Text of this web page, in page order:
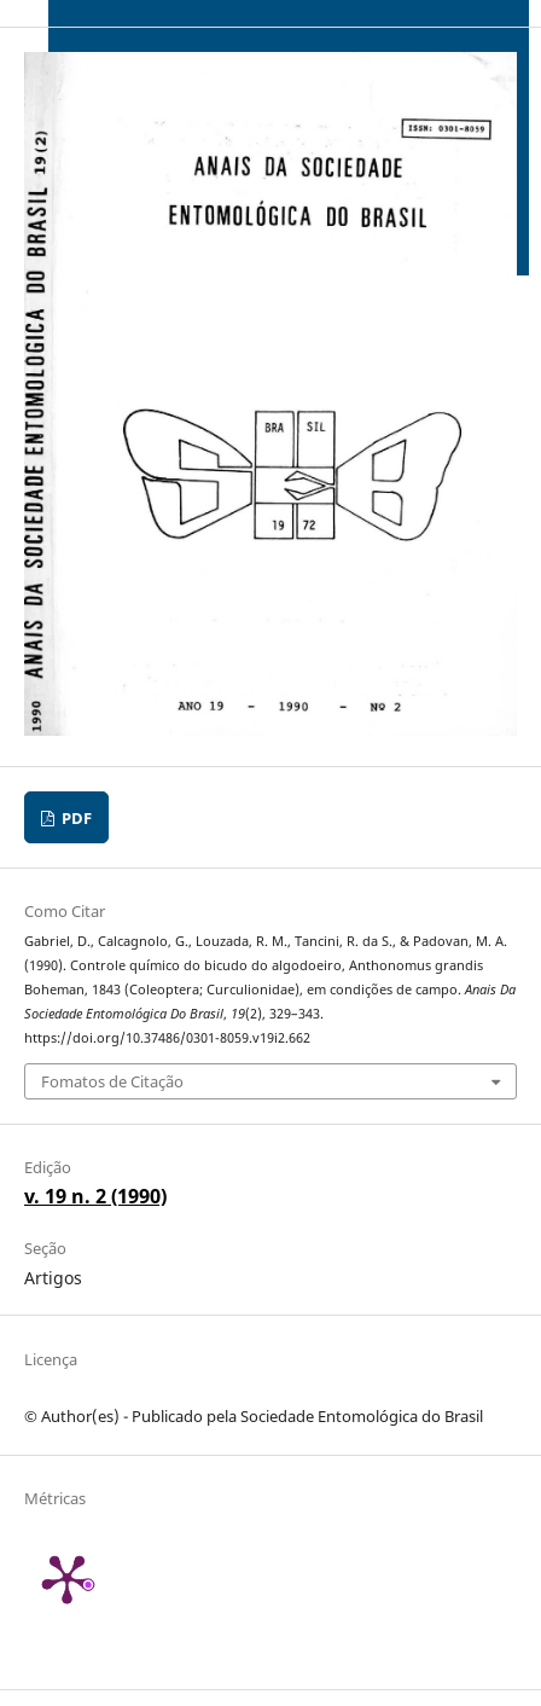
PDF
Como Citar
Gabriel, D., Calcagnolo, G., Louzada, R. M., Tancini, R. da S., & Padovan, M. A.
(1990). Controle químico do bicudo do algodoeiro, Anthonomus grandis
Boheman, 1843 (Coleoptera; Curculionidae), em condições de campo.Anais Da
Sociedade Entomológica Do Brasil, 19(2), 329–343.
https://doi.org/10.37486/0301-8059.v19i2.662
Fomatos de Citação
Edição
v. 19 n. 2 (1990)
Seção
Artigos
Licença
© Author(es) - Publicado pela Sociedade Entomológica do Brasil
Métricas